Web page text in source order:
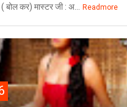
बोल कर) मास्टर जी : अ...
Readmore